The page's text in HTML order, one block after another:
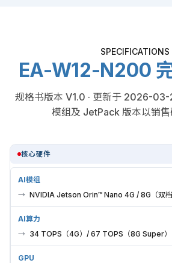
SPECIFICATIONS
EA-W12-N200
规格书版本 V1.0 · 更新于 2026-
模组及 JetPack 版本以销售
核心硬件
AI模组
NVIDIA Jetson Orin™ Nano 4G / 8G（双档
AI算力
34 TOPS（4G）/ 67 TOPS（8G Super）
GPU